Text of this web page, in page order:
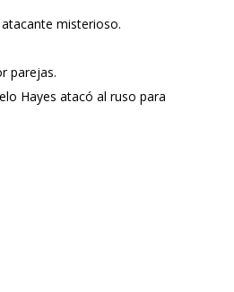
misterioso.
parejas.
Hayes atacó al ruso para